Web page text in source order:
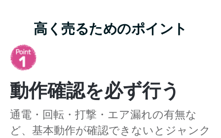
高く売るためのポイント
動作確認を必ず行う
通電・回転・打撃・エア漏れの有無な
ど、基本動作が確認できないとジャンク